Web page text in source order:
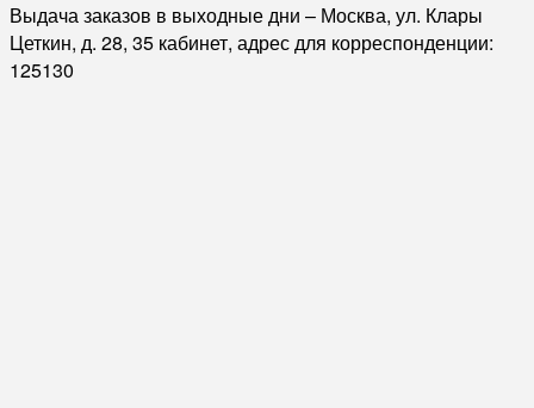
Выдача заказов в выходные дни – Москва, ул. Клары
Цеткин, д. 28, 35 кабинет, адрес для корреспонденции:
125130